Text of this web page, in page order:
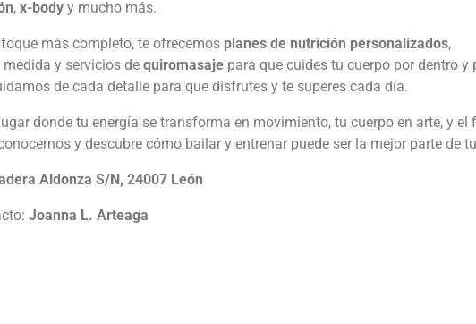
, x-body y mucho más.
más completo, te ofrecemos planes de nutrición personalizados,
y servicios de quiromasaje para que cuides tu cuerpo por dentro y
de cada detalle para que disfrutes y te superes cada día.
donde tu energía se transforma en movimiento, tu cuerpo en arte, y el
y descubre cómo bailar y entrenar puede ser la mejor parte de
Aldonza S/N, 24007 León
Joanna L. Arteaga